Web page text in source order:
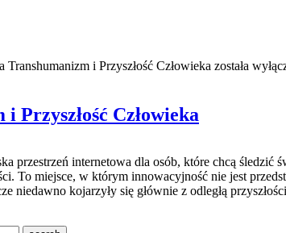
Transhumanizm i Przyszłość Człowieka została
Przyszłość Człowieka
przestrzeń internetowa dla osób, które chcą
To miejsce, w którym innowacyjność nie jest
niedawno kojarzyły się głównie z odległą